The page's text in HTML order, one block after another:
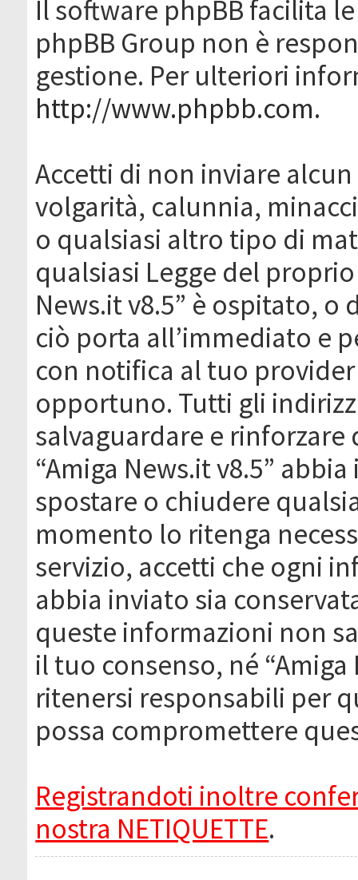
Il software phpBB facilita
phpBB Group non è
gestione. Per ulteriori
http://www.phpbb.com.
Accetti di non inviare
volgarità, calunnia,
o qualsiasi altro tipo di
qualsiasi Legge del
News.it v8.5” è ospitato, o
ciò porta all’immediato e
con notifica al tuo
opportuno. Tutti gli
salvaguardare e
“Amiga News.it v8.5”
spostare o chiudere
momento lo ritenga
servizio, accetti che ogni
abbia inviato sia
queste informazioni non
il tuo consenso, né
ritenersi responsabili per
possa compromettere
Registrandoti inoltre
nostra NETIQUETTE.